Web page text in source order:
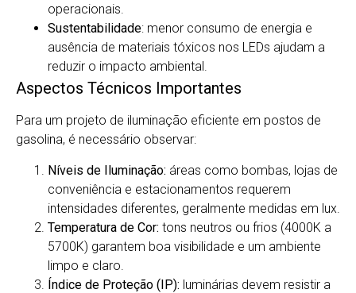
operacionais.
Sustentabilidade: menor consumo de energia e
ausência de materiais tóxicos nos LEDs ajudam a
reduzir o impacto ambiental.
Aspectos Técnicos Importantes
Para um projeto de iluminação eficiente em postos de
gasolina, é necessário observar:
Níveis de Iluminação: áreas como bombas, lojas de
conveniência e estacionamentos requerem
intensidades diferentes, geralmente medidas em lux.
Temperatura de Cor: tons neutros ou frios (4000K a
5700K) garantem boa visibilidade e um ambiente
limpo e claro.
Índice de Proteção (IP): luminárias devem resistir a